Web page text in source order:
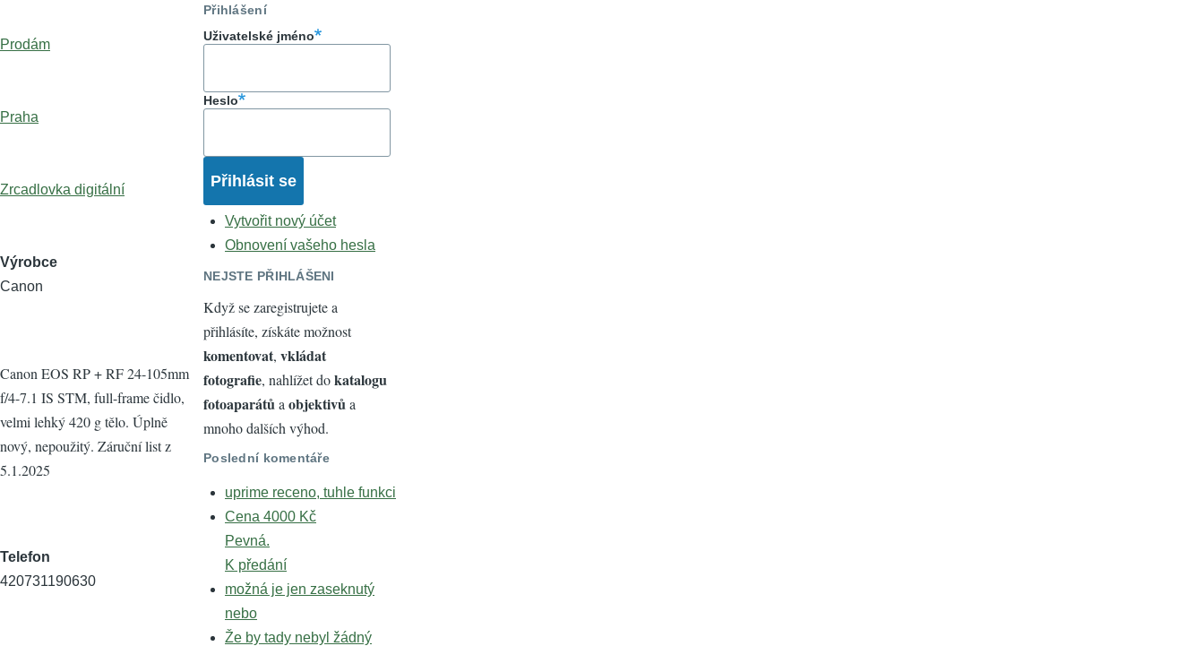
Prodám
Praha
Zrcadlovka digitální
Výrobce
Canon
Canon EOS RP + RF 24-105mm
f/4-7.1 IS STM, full-frame čidlo,
velmi lehký 420 g tělo. Úplně
nový, nepoužitý. Záruční list z
5.1.2025
Telefon
420731190630
Přihlášení
Uživatelské jméno
Heslo
Vytvořit nový účet
Obnovení vašeho hesla
NEJSTE PŘIHLÁŠENI
Když se zaregistrujete a
přihlásíte, získáte možnost
komentovat, vkládat
fotografie, nahlížet dokatalogu
fotoaparátůa objektivůa
mnoho dalších výhod.
Poslední komentáře
uprime receno, tuhle funkci
Cena 4000 Kč
Pevná.
K předání
možná je jen zaseknutý
nebo
Že by tady nebyl žádný